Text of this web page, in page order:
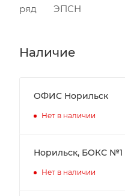
ряд ЭПСН
Наличие
ОФИС Норильск
Нет в наличии
Норильск, БОКС №1
Нет в наличии